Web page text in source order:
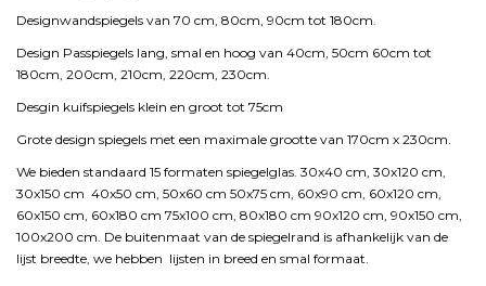
Designwandspiegels van 70 cm, 80cm, 90cm tot 180cm.
Design Passpiegels lang, smal en hoog van 40cm, 50cm 60cm tot
180cm, 200cm, 210cm, 220cm, 230cm.
Desgin kuifspiegels klein en groot tot 75cm
Grote design spiegels met een maximale grootte van 170cm x 230cm.
We bieden standaard 15 formaten spiegelglas. 30x40 cm, 30x120 cm,
30x150 cm 40x50 cm, 50x60 cm 50x75 cm, 60x90 cm, 60x120 cm,
60x150 cm, 60x180 cm 75x100 cm, 80x180 cm 90x120 cm, 90x150 cm,
100x200 cm. De buitenmaat van de spiegelrand is afhankelijk van de
lijst breedte, we hebben lijsten in breed en smal formaat.